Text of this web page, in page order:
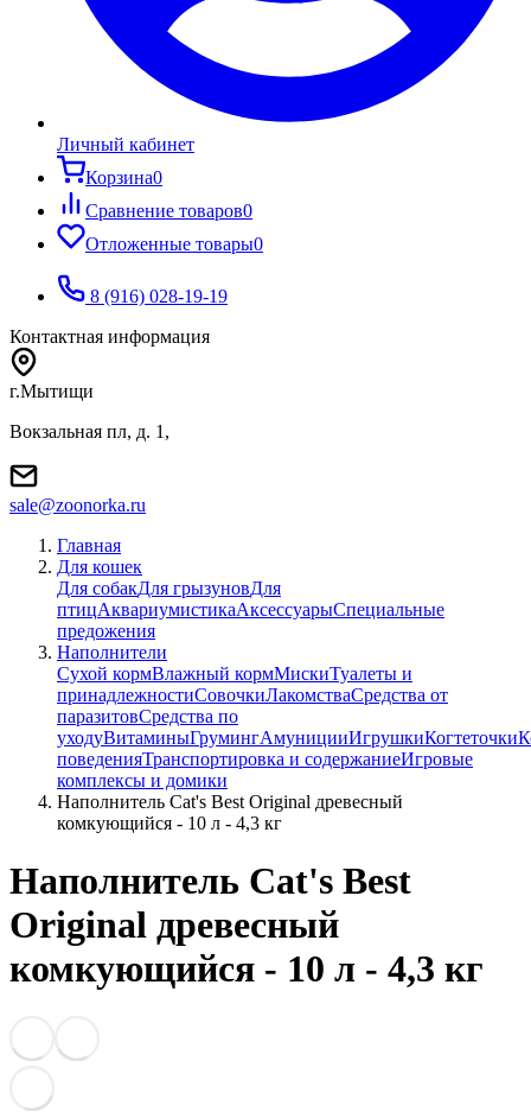
Личный кабинет
Корзина0
Сравнение товаров0
Отложенные товары0
8 (916) 028-19-19
Контактная информация
г.Мытищи
Вокзальная пл, д. 1,
sale@zoonorka.ru
Главная
Для кошек
Для собакДля грызуновДля
птицАквариумистикаАксессуарыСпециальные
предожения
Наполнители
Сухой кормВлажный кормМискиТуалеты и
принадлежностиСовочкиЛакомстваСредства от
паразитовСредства по
уходуВитаминыГрумингАмуницииИгрушкиКогтеточки
поведенияТранспортировка и содержаниеИгровые
комплексы и домики
Наполнитель Cat's Best Original древесный
комкующийся - 10 л - 4,3 кг
Наполнитель Cat's Best
Original древесный
комкующийся - 10 л - 4,3 кг